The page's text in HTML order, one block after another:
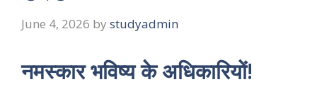
June 4, 2026 by studyadmin
नमस्कार भविष्य के अधिकारियों!